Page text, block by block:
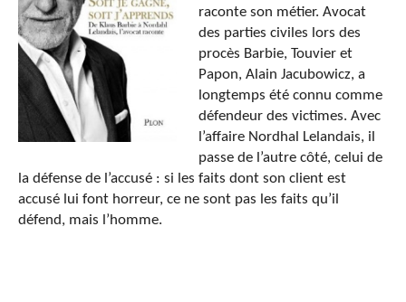
raconte son métier. Avocat
des parties civiles lors des
procès Barbie, Touvier et
Papon, Alain Jacubowicz, a
longtemps été connu comme
défendeur des victimes. Avec
l’affaire Nordhal Lelandais, il
passe de l’autre côté, celui de
la défense de l’accusé : si les faits dont son client est
accusé lui font horreur, ce ne sont pas les faits qu’il
défend, mais l’homme.